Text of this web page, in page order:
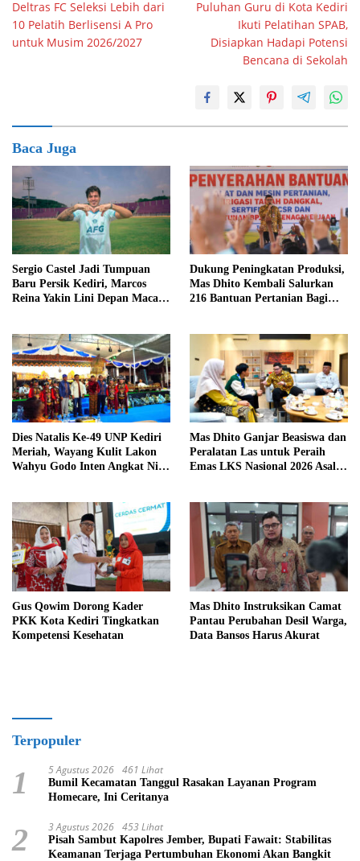
pos
Deltras FC Seleksi Lebih dari
10 Pelatih Berlisensi A Pro
untuk Musim 2026/2027
Puluhan Guru di Kota Kediri
Ikuti Pelatihan SPAB,
Disiapkan Hadapi Potensi
Bencana di Sekolah
Baca Juga
Sergio Castel Jadi Tumpuan
Baru Persik Kediri, Marcos
Reina Yakin Lini Depan Macan
Dukung Peningkatan Produksi,
Mas Dhito Kembali Salurkan
216 Bantuan Pertanian Bagi
Dies Natalis Ke-49 UNP Kediri
Meriah, Wayang Kulit Lakon
Wahyu Godo Inten Angkat Nilai
Mas Dhito Ganjar Beasiswa dan
Peralatan Las untuk Peraih
Emas LKS Nasional 2026 Asal
Gus Qowim Dorong Kader
PKK Kota Kediri Tingkatkan
Kompetensi Kesehatan
Mas Dhito Instruksikan Camat
Pantau Perubahan Desil Warga,
Data Bansos Harus Akurat
Terpopuler
1 5 Agustus 2026 461 Lihat
Bumil Kecamatan Tanggul Rasakan Layanan Program
Homecare, Ini Ceritanya
2 3 Agustus 2026 453 Lihat
Pisah Sambut Kapolres Jember, Bupati Fawait: Stabilitas
Keamanan Terjaga Pertumbuhan Ekonomi Akan Bangkit